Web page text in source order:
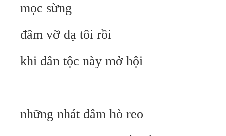
mọc sừng
đâm vỡ dạ tôi rồi
khi dân tộc này mở hội
những nhát đâm hò reo